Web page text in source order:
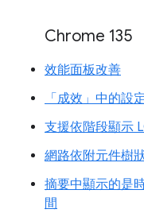
Chrome 135
效能面板改善
「成效」中的設
支援依階段顯示
網路依附元件樹
摘要中顯示的是
間